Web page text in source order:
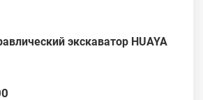
экскаватор HUAYA